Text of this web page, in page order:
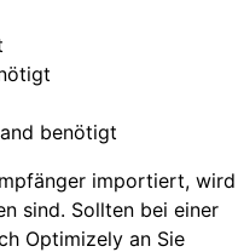
benötigt
importiert, wird
sind. Sollten bei einer
Optimizely an Sie